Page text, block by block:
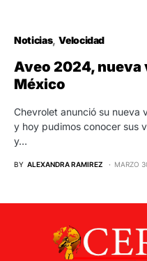
Noticias Velocidad
Aveo 2024,
México
Chevrolet anunció su
y hoy pudimos conocer sus
y…
BY ALEXANDRA RAMIREZ MARZO